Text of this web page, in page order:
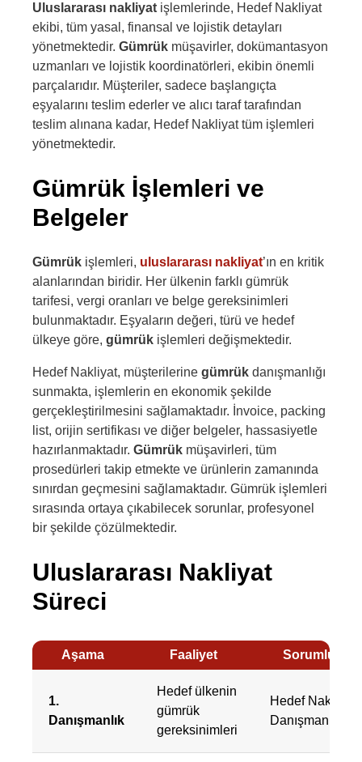
Uluslararası nakliyat işlemlerinde, Hedef Nakliyat
ekibi, tüm yasal, finansal ve lojistik detayları
yönetmektedir. Gümrük müşavirler, dokümantasyon
uzmanları ve lojistik koordinatörleri, ekibin önemli
parçalarıdır. Müşteriler, sadece başlangıçta
eşyalarını teslim ederler ve alıcı taraf tarafından
teslim alınana kadar, Hedef Nakliyat tüm işlemleri
yönetmektedir.
Gümrük İşlemleri ve
Belgeler
Gümrük işlemleri, uluslararası nakliyat’ın en kritik
alanlarından biridir. Her ülkenin farklı gümrük
tarifesi, vergi oranları ve belge gereksinimleri
bulunmaktadır. Eşyaların değeri, türü ve hedef
ülkeye göre, gümrük işlemleri değişmektedir.
Hedef Nakliyat, müşterilerine gümrük danışmanlığı
sunmakta, işlemlerin en ekonomik şekilde
gerçekleştirilmesini sağlamaktadır. İnvoice, packing
list, orijin sertifikası ve diğer belgeler, hassasiyetle
hazırlanmaktadır. Gümrük müşavirleri, tüm
prosedürleri takip etmekte ve ürünlerin zamanında
sınırdan geçmesini sağlamaktadır. Gümrük işlemleri
sırasında ortaya çıkabilecek sorunlar, profesyonel
bir şekilde çözülmektedir.
Uluslararası Nakliyat
Süreci
Aşama Faaliyet Sorumluluk
1.
Danışmanlık
Hedef ülkenin
gümrük
gereksinimleri
Hedef Nakliyat
Danışmanı